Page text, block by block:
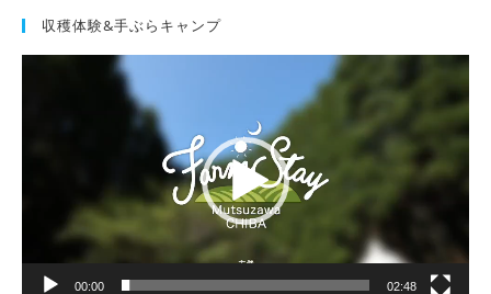
収穫体験&手ぶらキャンプ
00:00 02:48